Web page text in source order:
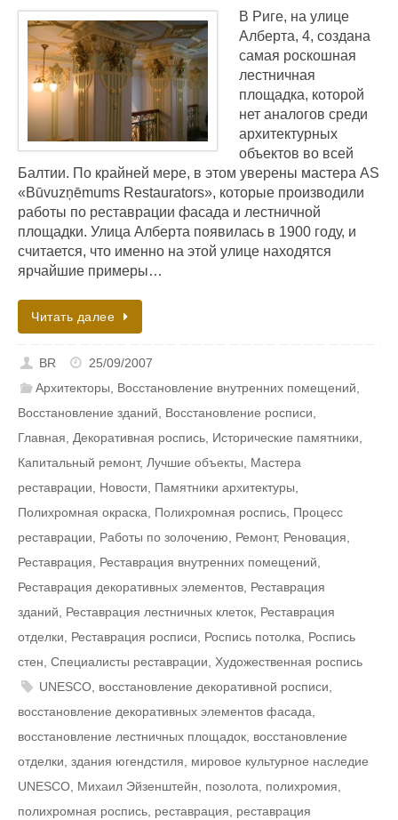
В Риге, на улице
Алберта, 4, создана
самая роскошная
лестничная
площадка, которой
нет аналогов среди
архитектурных
объектов во всей
Балтии. По крайней мере, в этом уверены мастера AS
«Būvuzņēmums Restaurators», которые производили
работы по реставрации фасада и лестничной
площадки. Улица Алберта появилась в 1900 году, и
считается, что именно на этой улице находятся
ярчайшие примеры…
Читать далее
BR
25/09/2007
Архитекторы
Восстановление внутренних помещений
Восстановление зданий
Восстановление росписи
Главная
Декоративная роспись Исторические памятники
Капитальный ремонт, Лучшие объекты
Мастера
реставрации
Новости Памятники архитектуры
Полихромная окраска
Полихромная роспись Процесс
реставрации
Работы по золочению Ремонт, Реновация
Реставрация
Реставрация внутренних помещений
Реставрация декоративных элементов Реставрация
зданий
Реставрация лестничных клеток Реставрация
отделки
Реставрация росписи Роспись потолка
Роспись
стен Специалисты реставрации
Художественная роспись
UNESCO восстановление декоративной росписи
восстановление декоративных элементов фасада
восстановление лестничных площадок восстановление
отделки здания югендстиля
мировое культурное наследие
UNESCO Михаил Эйзенштейн позолота полихромия
полихромная роспись реставрация
реставрация